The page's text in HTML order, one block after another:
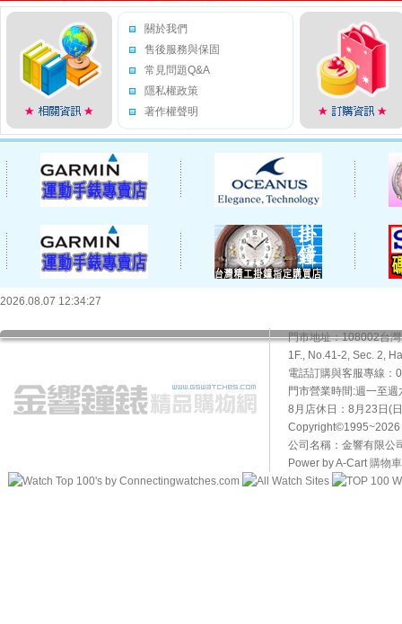
關於我們
售後服務與保固
常見問題Q&A
隱私權政策
著作權聲明
2026.08.07 12:34:27
門市地址：108002台
1F., No.41-2, Sec. 2,
電話訂購與客服專線
門市營業時間:週一至
8月店休日：8月23日(
Copyright©1995~2026
公司名稱：金響有限公
Power by A-Cart 購物車